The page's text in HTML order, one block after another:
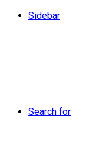
Sidebar
Search for